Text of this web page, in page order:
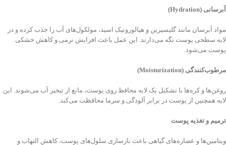
آبرسانی (Hydration)
مواد آبرسان مانند گلیسیرین و هیالورونیک اسید، مولکول‌های آب را جذب کرده و در
لایه سطحی پوست نگه می‌دارند. این عمل باعث افزایش نرمی و کاهش خشکی
پوست می‌شود.
مرطوب‌کنندگی (Moisturization)
روغن‌ها و کره‌ها با تشکیل یک لایه محافظ روی پوست، مانع از تبخیر آب می‌شوند. این
لایه همچنین از پوست در برابر آلودگی و سرما محافظت می‌کند.
ترمیم و تغذیه پوست
ویتامین‌ها و عصاره‌های گیاهی باعث بازسازی سلول‌های پوست، کاهش التهاب و